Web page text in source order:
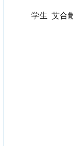
学生 艾合